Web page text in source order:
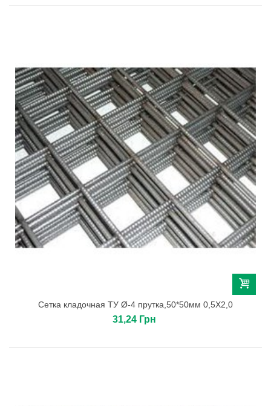
Сетка кладочная ТУ Ø-4 прутка,50*50мм 0,5Х2,0
31,24 Грн